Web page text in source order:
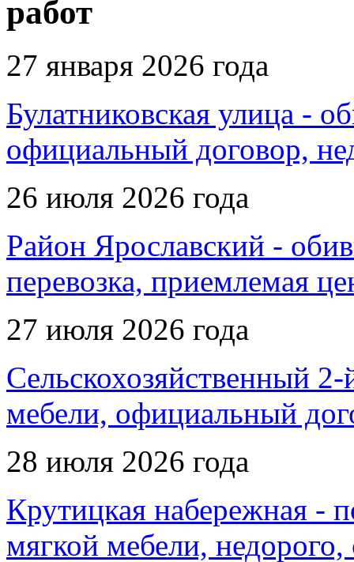
работ
27 января 2026 года
Булатниковская улица -
официальный договор,
26 июля 2026 года
Район Ярославский -
перевозка, приемлемая
27 июля 2026 года
Сельскохозяйственный
мебели, официальный
28 июля 2026 года
Крутицкая набережная -
мягкой мебели,